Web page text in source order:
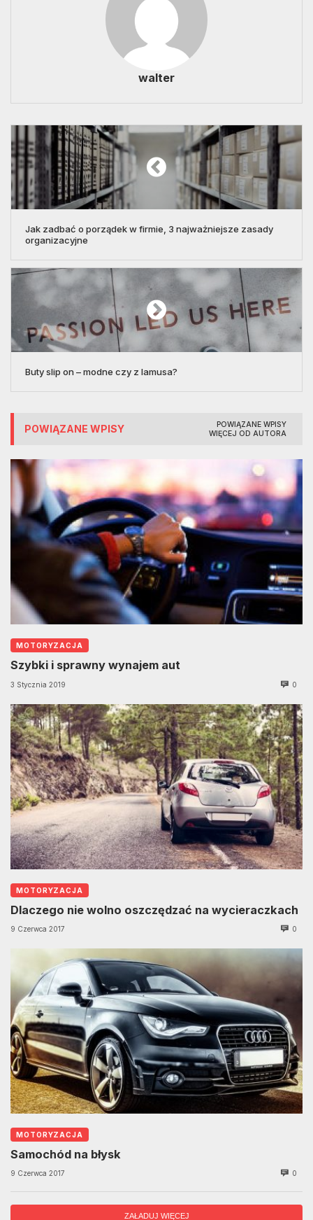
walter
Jak zadbać o porządek w firmie, 3 najważniejsze zasady
organizacyjne
Buty slip on – modne czy z lamusa?
POWIĄZANE WPISY
POWIĄZANE WPISY
WIĘCEJ OD AUTORA
MOTORYZACJA
Szybki i sprawny wynajem aut
3 Stycznia 2019 0
MOTORYZACJA
Dlaczego nie wolno oszczędzać na wycieraczkach
9 Czerwca 2017 0
MOTORYZACJA
Samochód na błysk
9 Czerwca 2017 0
ZAŁADUJ WIĘCEJ